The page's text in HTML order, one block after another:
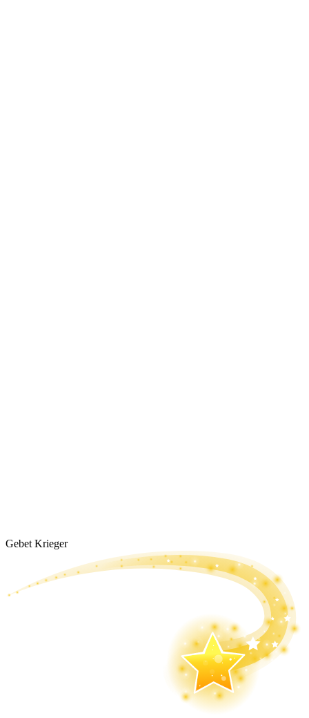
Gebet Krieger